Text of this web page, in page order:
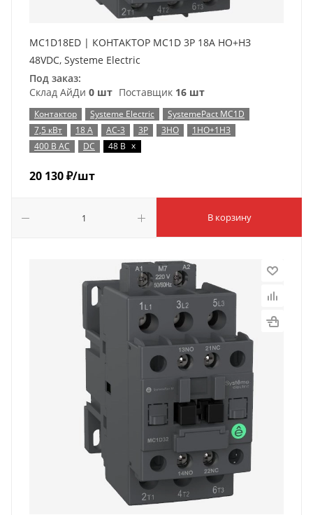
MC1D18ED | КОНТАКТОР MC1D 3P 18A НО+НЗ
48VDC, Systeme Electric
Под заказ:
Склад АйДи 0 шт Поставщик 16 шт
Контактор Systeme Electric
SystemePact MC1D
7,5 кВт
18 А AC-3 3P 3НО
1НО+1НЗ
400 В AC
DC 48 В x
20 130₽/шт
В корзину